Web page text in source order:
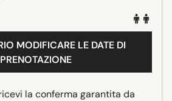
MODIFICARE LE DATE DI
PRENOTAZIONE
la conferma garantita da